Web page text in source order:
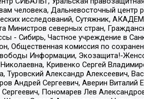
человека, Дальневосточный центр
исследований, Сутяжник,
Министров северных стран,
- Сибирь, Частное учреждение в
Общественная комиссия по
Информации, Экозащита!-
Кривенко Сергей
Александр Алексеевич,
Андрей Сергеевич, Аверин
Пономарев Лев